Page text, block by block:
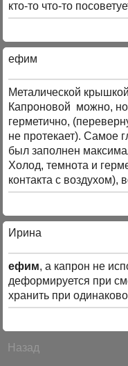
кто-то что-то
ефим
Металической
Капроновой можно, но
герметично,
не протекает). Самое
был заполнен
Холод, темнота и
контакта с воздухом),
Ирина
ефим, а капрон не
деформируется при
хранить при
Назад